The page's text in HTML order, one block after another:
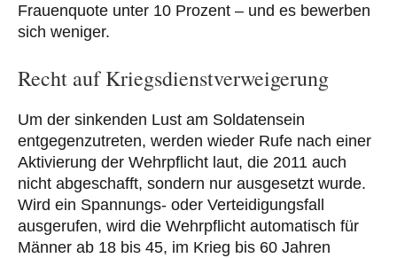
Frauenquote unter 10 Prozent – und es bewerben
sich weniger.
Recht auf Kriegsdienstverweigerung
Um der sinkenden Lust am Soldatensein
entgegenzutreten, werden wieder Rufe nach einer
Aktivierung der Wehrpflicht laut, die 2011 auch
nicht abgeschafft, sondern nur ausgesetzt wurde.
Wird ein Spannungs- oder Verteidigungsfall
ausgerufen, wird die Wehrpflicht automatisch für
Männer ab 18 bis 45, im Krieg bis 60 Jahren